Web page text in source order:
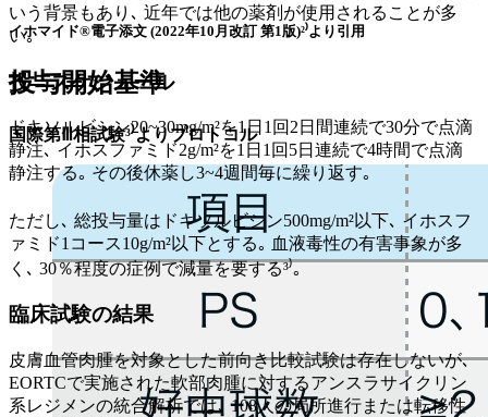
いう背景もあり､ 近年では他の薬剤が使用されることが多
い｡
投与スケジュール
ドキソルビシン20~30mg/m²を1日1回2日間連続で30分で点滴
静注､ イホスファミド2g/m²を1日1回5日連続で4時間で点滴
静注する｡ その後休薬し3~4週間毎に繰り返す｡
ただし､ 総投与量はドキソルビシン500mg/m²以下､ イホスフ
ァミド1コース10g/m²以下とする｡ 血液毒性の有害事象が多
く､ 30％程度の症例で減量を要する³⁾｡
臨床試験の結果
皮膚血管肉腫を対象とした前向き比較試験は存在しないが､
EORTCで実施された軟部肉腫に対するアンスラサイクリン
系レジメンの統合解析では､ 108人の局所進行または転移性
イホマイド®電子添文 (2022年10月改訂 第1版)²⁾より引用
投与開始基準
国際第Ⅲ相試験³⁾よりプロトコル